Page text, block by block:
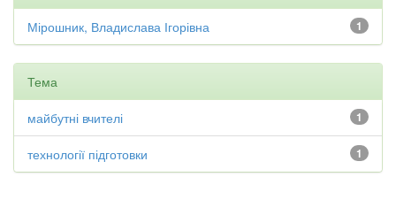
1
Мірошник, Владислава Ігорівна
Тема
1
майбутні вчителі
1
технології підготовки